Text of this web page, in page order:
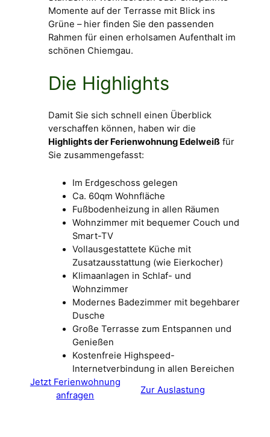
Momente auf der Terrasse mit Blick ins
Grüne – hier finden Sie den passenden
Rahmen für einen erholsamen Aufenthalt im
schönen Chiemgau.
Die Highlights
Damit Sie sich schnell einen Überblick
verschaffen können, haben wir die
Highlights der Ferienwohnung Edelweißfür
Sie zusammengefasst:
Im Erdgeschoss gelegen
Ca. 60qm Wohnfläche
Fußbodenheizung in allen Räumen
Wohnzimmer mit bequemer Couch und
Smart-TV
Vollausgestattete Küche mit
Zusatzausstattung (wie Eierkocher)
Klimaanlagen in Schlaf- und
Wohnzimmer
Modernes Badezimmer mit begehbarer
Dusche
Große Terrasse zum Entspannen und
Genießen
Kostenfreie Highspeed-
Internetverbindung in allen Bereichen
Jetzt Ferienwohnung
anfragen
Zur Auslastung